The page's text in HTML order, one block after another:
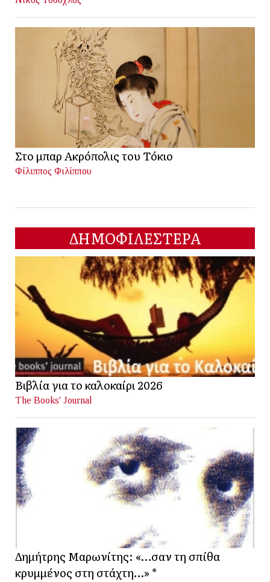
Στο μπαρ Ακρόπολις του Τόκιο
Φίλιππος Φιλίππου
ΔΗΜΟΦΙΛΕΣΤΕΡΑ
Βιβλία για το καλοκαίρι 2026
The Books' Journal
Δημήτρης Μαρωνίτης: «…σαν τη σπίθα
κρυμμένος στη στάχτη…» *